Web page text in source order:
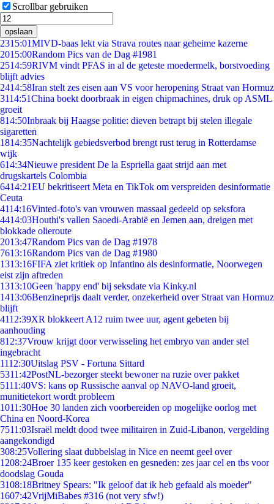
Scrollbar gebruiken
opslaan
2315:01MIVD-baas lekt via Strava routes naar geheime kazerne
2015:00Random Pics van de Dag #1981
2514:59RIVM vindt PFAS in al de geteste moedermelk, borstvoeding
blijft advies
2414:58Iran stelt zes eisen aan VS voor heropening Straat van Hormuz
3114:51China boekt doorbraak in eigen chipmachines, druk op ASML
groeit
814:50Inbraak bij Haagse politie: dieven betrapt bij stelen illegale
sigaretten
1814:35Nachtelijk gebiedsverbod brengt rust terug in Rotterdamse
wijk
614:34Nieuwe president De la Espriella gaat strijd aan met
drugskartels Colombia
6414:21EU bekritiseert Meta en TikTok om verspreiden desinformatie
Ceuta
4114:16Vinted-foto's van vrouwen massaal gedeeld op seksfora
4414:03Houthi's vallen Saoedi-Arabië en Jemen aan, dreigen met
blokkade olieroute
2013:47Random Pics van de Dag #1978
7613:16Random Pics van de Dag #1980
1313:16FIFA ziet kritiek op Infantino als desinformatie, Noorwegen
eist zijn aftreden
1313:10Geen 'happy end' bij seksdate via Kinky.nl
1413:06Benzineprijs daalt verder, onzekerheid over Straat van Hormuz
blijft
4112:39XR blokkeert A12 ruim twee uur, agent gebeten bij
aanhouding
812:37Vrouw krijgt door verwisseling het embryo van ander stel
ingebracht
1112:30Uitslag PSV - Fortuna Sittard
5311:42PostNL-bezorger steekt bewoner na ruzie over pakket
5111:40VS: kans op Russische aanval op NAVO-land groeit,
munitietekort wordt probleem
1011:30Hoe 30 landen zich voorbereiden op mogelijke oorlog met
China en Noord-Korea
7511:03Israël meldt dood twee militairen in Zuid-Libanon, vergelding
aangekondigd
308:25Vollering slaat dubbelslag in Nice en neemt geel over
1208:24Broer 135 keer gestoken en gesneden: zes jaar cel en tbs voor
doodslag Gouda
3108:18Britney Spears: "Ik geloof dat ik heb gefaald als moeder"
1607:42VrijMiBabes #316 (not very sfw!)